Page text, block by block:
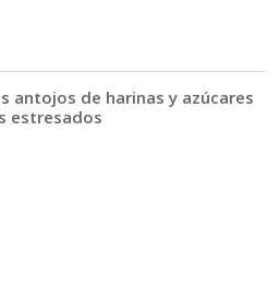
antojos de harinas y azúcares
estresados